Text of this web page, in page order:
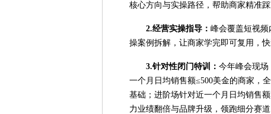
核心方向与实操路径，帮助商家精准
2.经营实操指导： 峰会覆盖短视
操案例拆解，让商家学完即可复用，
3.针对性闭门特训： 今年峰会现场
一个月日均销售额≤500美金的商家，
基础；进阶场针对近一个月日均销售
力业绩翻倍与品牌升级，领跑细分赛道